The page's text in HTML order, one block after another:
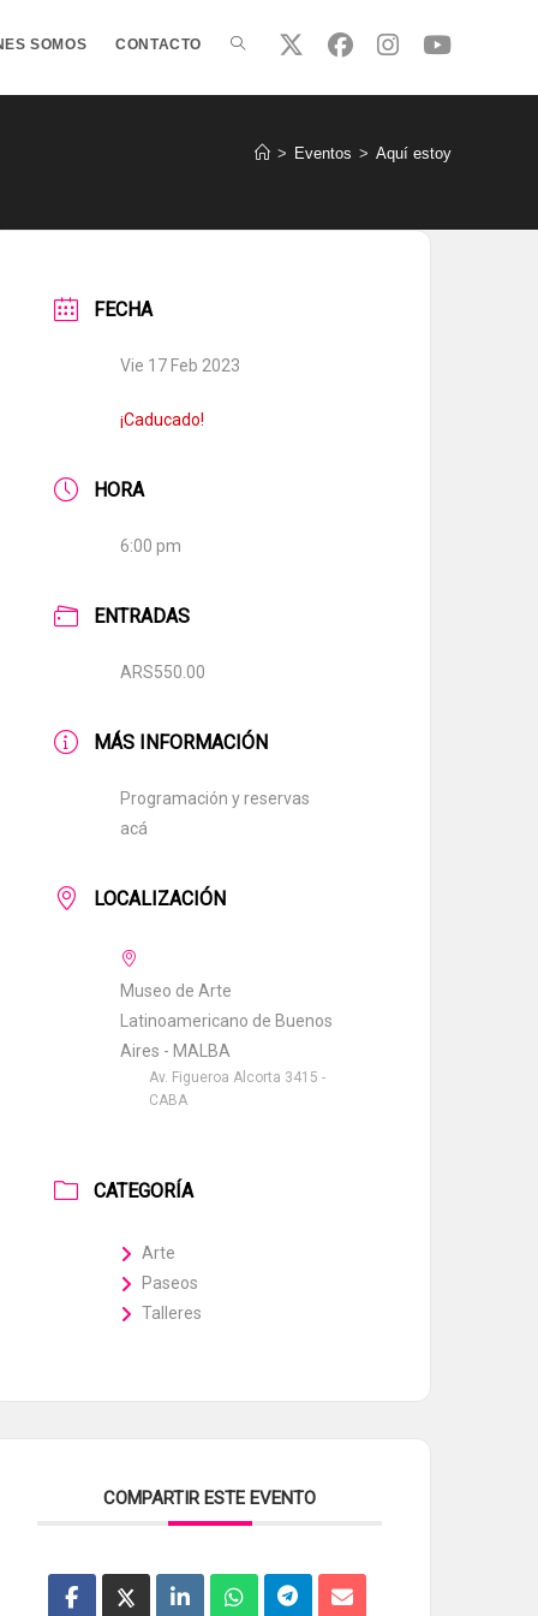
SOMOS CONTACTO ALTERNAR
> Eventos > Aquí estoy
FECHA
Vie 17 Feb 2023
¡Caducado!
HORA
6:00 pm
ENTRADAS
ARS550.00
MÁS INFORMACIÓN
Programación y reservas
acá
LOCALIZACIÓN
Museo de Arte
Latinoamericano de Buenos
Aires - MALBA
Av. Figueroa Alcorta 3415 -
CABA
CATEGORÍA
Arte
Paseos
Talleres
COMPARTIR ESTE EVENTO